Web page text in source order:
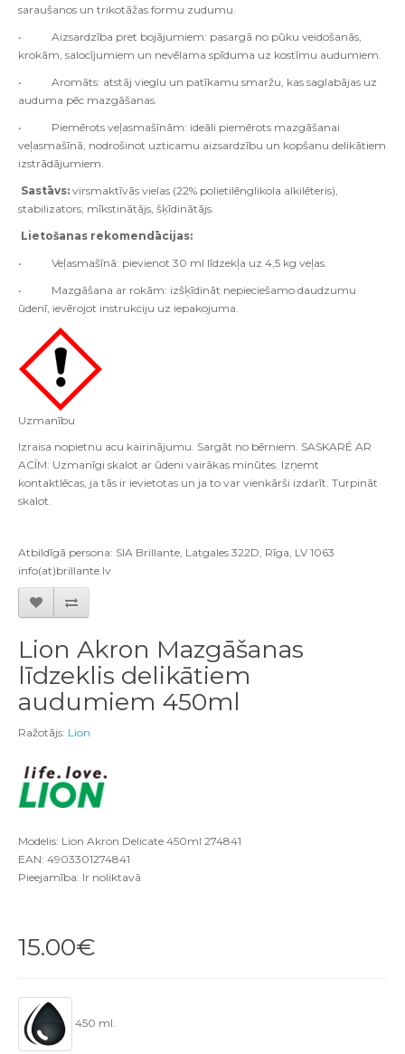
saraušanos un trikotāžas formu zudumu.
• Aizsardzība pret bojājumiem: pasargā no pūku veidošanās,
krokām, salocījumiem un nevēlama spīduma uz kostīmu audumiem.
• Aromāts: atstāj vieglu un patīkamu smaržu, kas saglabājas uz
auduma pēc mazgāšanas.
• Piemērots veļasmašīnām: ideāli piemērots mazgāšanai
veļasmašīnā, nodrošinot uzticamu aizsardzību un kopšanu delikātiem
izstrādājumiem.
Sastāvs: virsmaktīvās vielas (22% polietilēnglikola alkilēteris),
stabilizators, mīkstinātājs, šķīdinātājs.
Lietošanas rekomendācijas:
• Veļasmašīnā: pievienot 30 ml līdzekļa uz 4,5 kg veļas.
• Mazgāšana ar rokām: izšķīdināt nepieciešamo daudzumu
ūdenī, ievērojot instrukciju uz iepakojuma.
Uzmanību
Izraisa nopietnu acu kairinājumu. Sargāt no bērniem. SASKARĒ AR
ACĪM: Uzmanīgi skalot ar ūdeni vairākas minūtes. Izņemt
kontaktlēcas, ja tās ir ievietotas un ja to var vienkārši izdarīt. Turpināt
skalot.
Atbildīgā persona: SIA Brillante, Latgales 322D, Rīga, LV 1063
info(at)brillante.lv
Lion Akron Mazgāšanas
līdzeklis delikātiem
audumiem 450ml
Ražotājs: Lion
Modelis: Lion Akron Delicate 450ml 274841
EAN: 4903301274841
Pieejamība: Ir noliktavā
15.00€
450 ml.